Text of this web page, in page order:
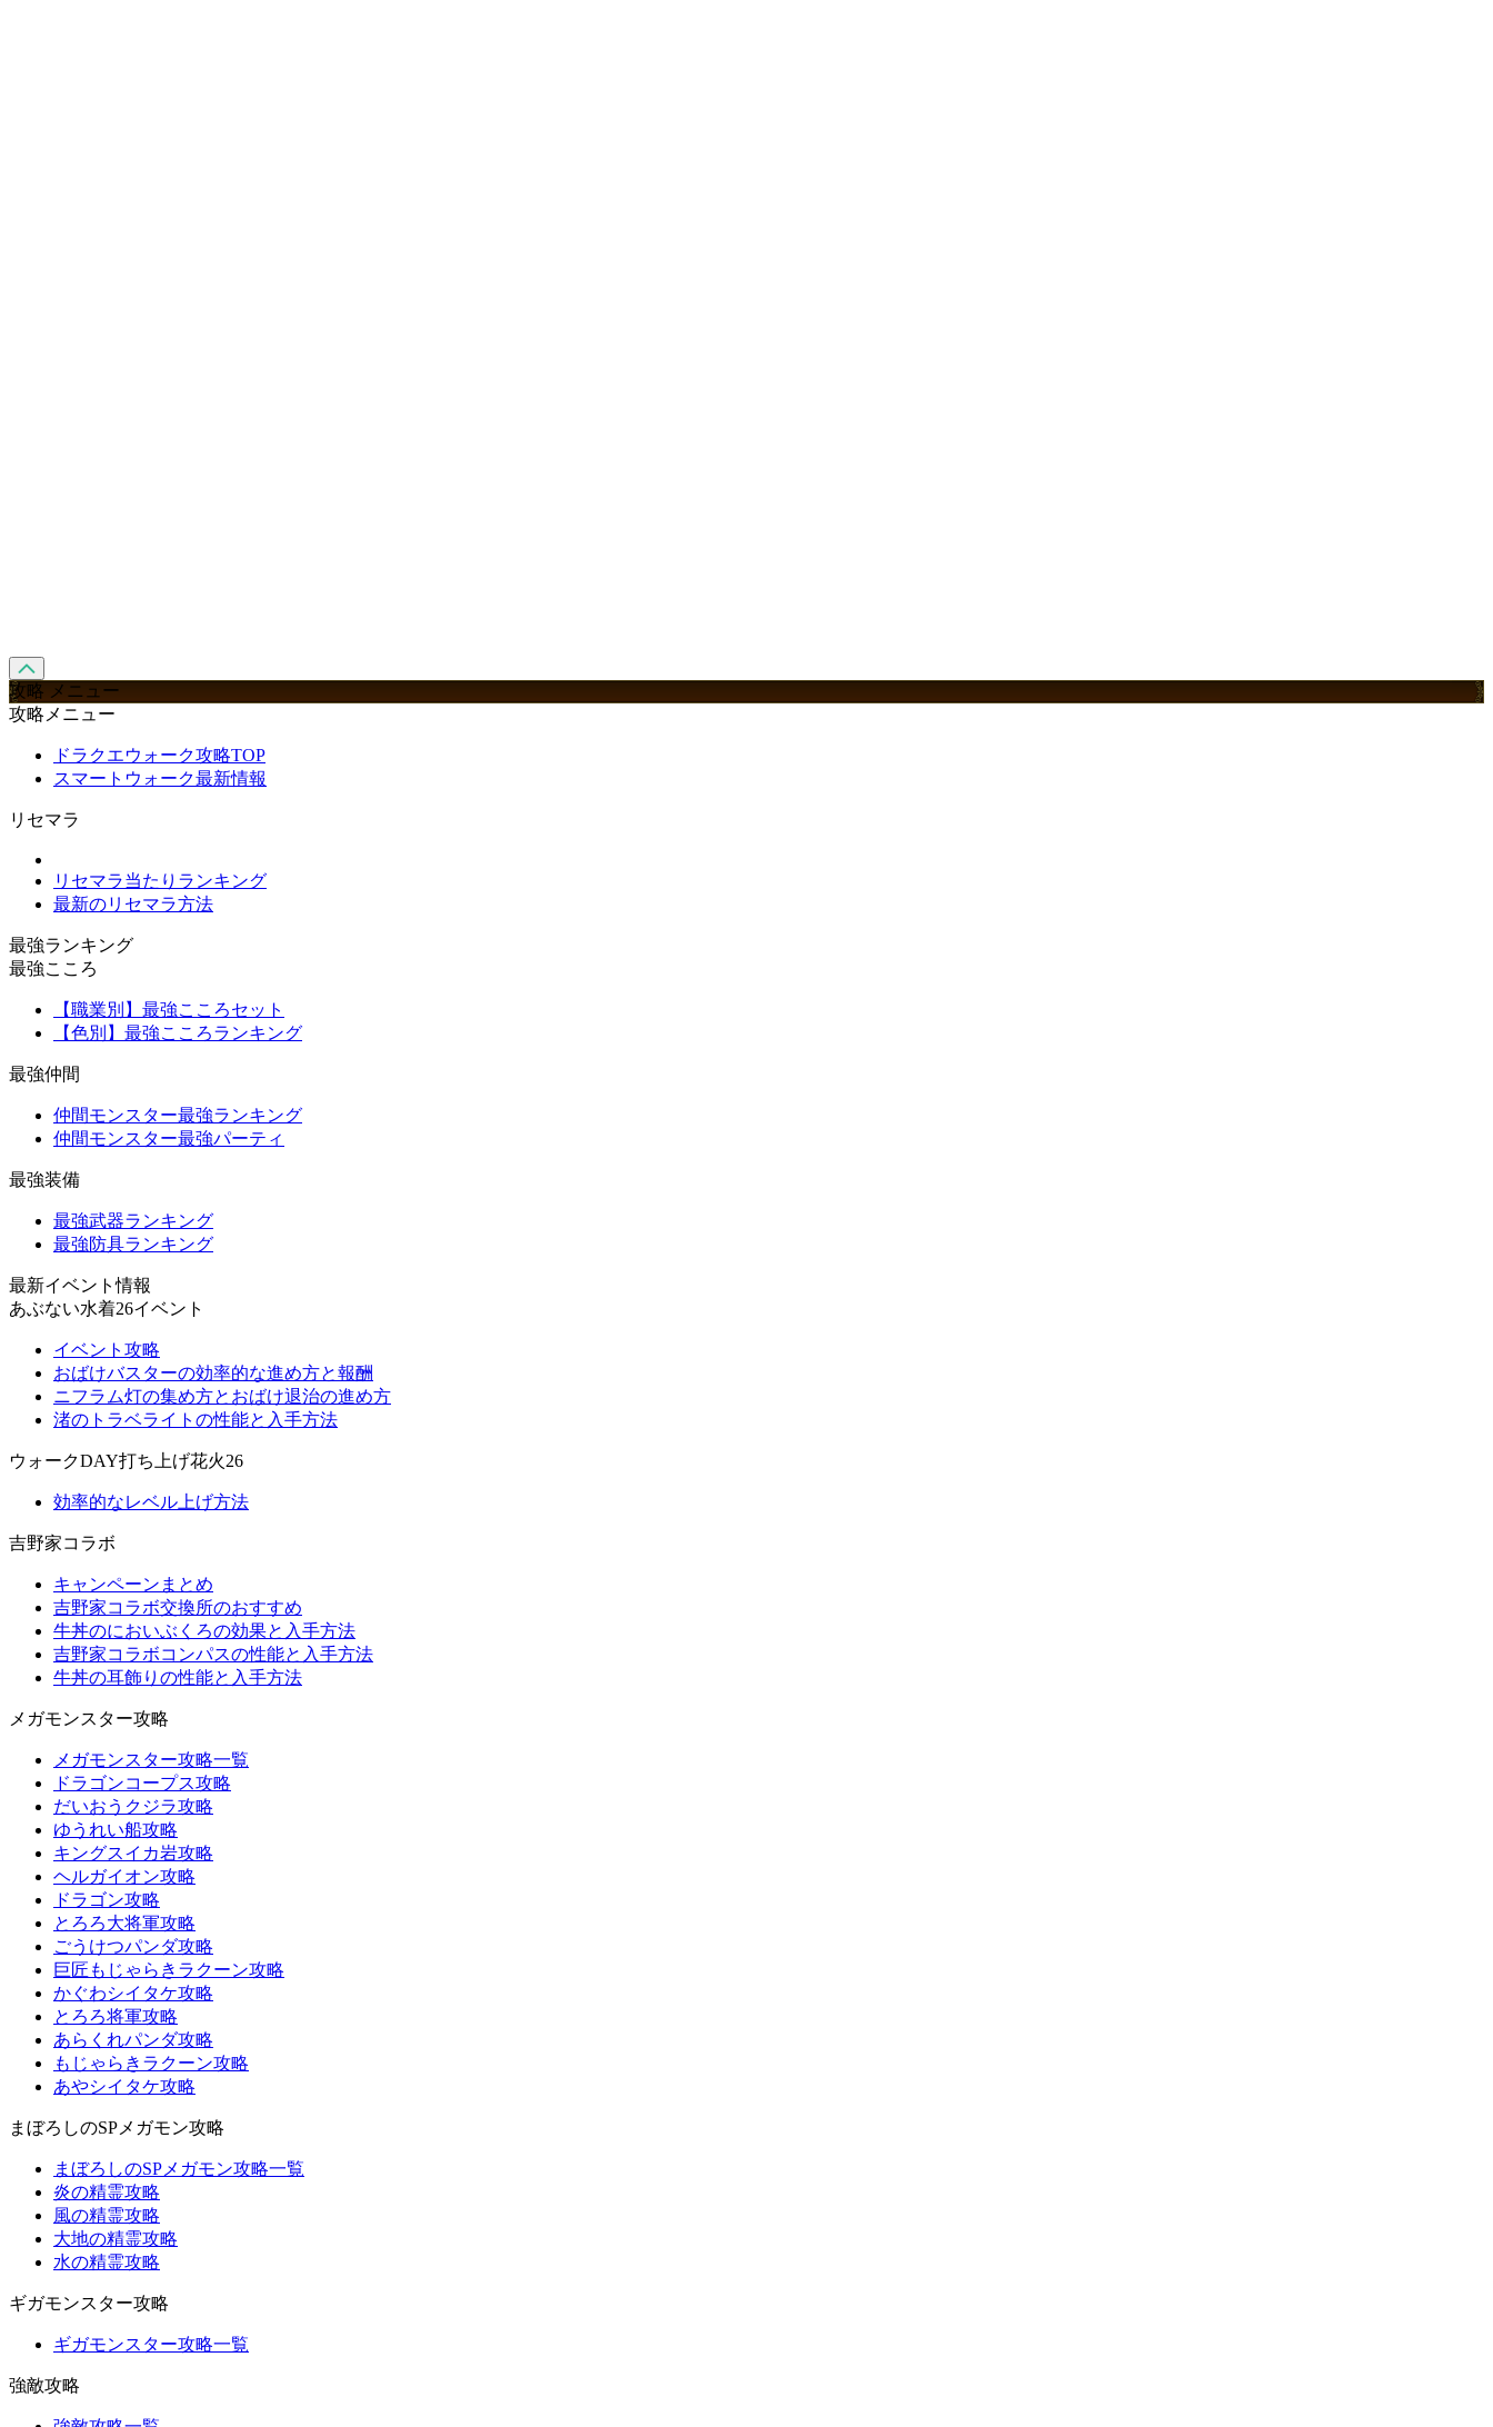
攻略 メニュー
攻略メニュー
ドラクエウォーク攻略TOP
スマートウォーク最新情報
リセマラ
リセマラ当たりランキング
最新のリセマラ方法
最強ランキング
最強こころ
【職業別】最強こころセット
【色別】最強こころランキング
最強仲間
仲間モンスター最強ランキング
仲間モンスター最強パーティ
最強装備
最強武器ランキング
最強防具ランキング
最新イベント情報
あぶない水着26イベント
イベント攻略
おばけバスターの効率的な進め方と報酬
ニフラム灯の集め方とおばけ退治の進め方
渚のトラベライトの性能と入手方法
ウォークDAY打ち上げ花火26
効率的なレベル上げ方法
吉野家コラボ
キャンペーンまとめ
吉野家コラボ交換所のおすすめ
牛丼のにおいぶくろの効果と入手方法
吉野家コラボコンパスの性能と入手方法
牛丼の耳飾りの性能と入手方法
メガモンスター攻略
メガモンスター攻略一覧
ドラゴンコープス攻略
だいおうクジラ攻略
ゆうれい船攻略
キングスイカ岩攻略
ヘルガイオン攻略
ドラゴン攻略
とろろ大将軍攻略
ごうけつパンダ攻略
巨匠もじゃらきラクーン攻略
かぐわシイタケ攻略
とろろ将軍攻略
あらくれパンダ攻略
もじゃらきラクーン攻略
あやシイタケ攻略
まぼろしのSPメガモン攻略
まぼろしのSPメガモン攻略一覧
炎の精霊攻略
風の精霊攻略
大地の精霊攻略
水の精霊攻略
ギガモンスター攻略
ギガモンスター攻略一覧
強敵攻略